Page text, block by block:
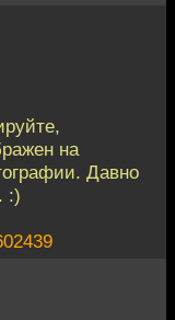
на
Давно
:)